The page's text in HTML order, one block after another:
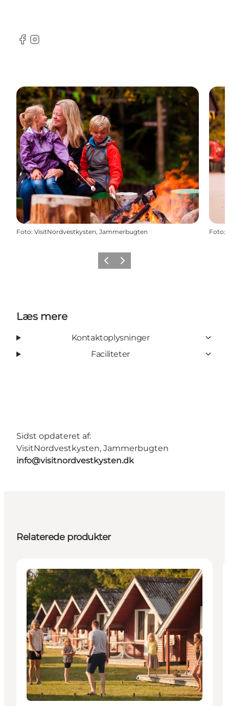
Facebook
Instagram
Foto: VisitNordvestkysten, Jammerbugten Foto:
ForrigeNæste
Læs mere
Kontaktoplysninger
Faciliteter
Sidst opdateret af:
VisitNordvestkysten, Jammerbugten
info@visitnordvestkysten.dk
Relaterede produkter
Overnatning